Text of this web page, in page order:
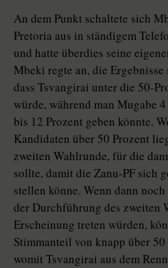
An dem Punkt schaltete sich
Pretoria aus in ständigem
und hatte überdies seine
Mbeki regte an, die
dass Tsvangirai unter die 50-
würde, während man Mugabe
bis 12 Prozent geben könnte.
Kandidaten über 50 Prozent
zweiten Wahlrunde, für die
sollte, damit die Zanu-PF sich
stellen könne. Wenn dann
der Durchführung des zweiten
Erscheinung treten würden,
Stimmanteil von knapp über
womit Tsvangirai aus dem